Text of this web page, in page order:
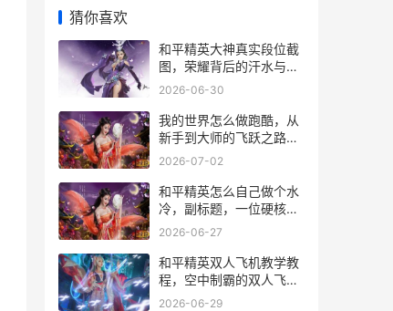
猜你喜欢
和平精英大神真实段位截
图，荣耀背后的汗水与智
慧
2026-06-30
我的世界怎么做跑酷，从
新手到大师的飞跃之路，
副标题，方块间的舞蹈艺
2026-07-02
和平精英怎么自己做个水
冷，副标题，一位硬核玩
家的实战散热改造手记
2026-06-27
和平精英双人飞机教学教
程，空中制霸的双人飞行
指南
2026-06-29